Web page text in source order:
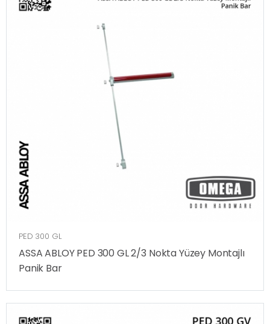
PED 300 GL
ASSA ABLOY PED 300 GL 2/3 Nokta Yüzey Montajlı
Panik Bar